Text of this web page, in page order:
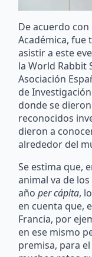
De acuerdo
Académica, fue
asistir a este
la World Rabbit
Asociación
de
donde se
reconocidos
dieron a
alrededor del
Se estima que,
animal va de
añoper cápita,
en cuenta que,
Francia, por
en ese mismo
premisa, para